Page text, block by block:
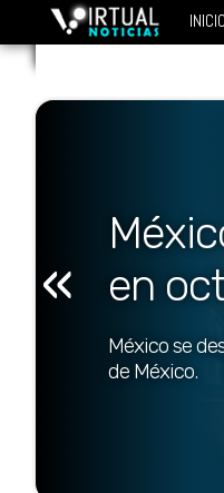
INICIO
en
México se
de México.
«